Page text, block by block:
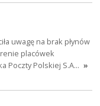
uwagę na brak płynów
placówek
Poczty Polskiej S.A… »